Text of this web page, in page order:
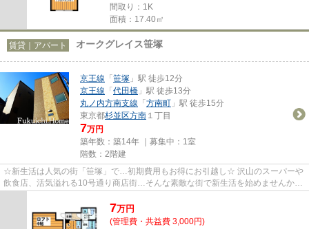
間取り：1K
面積：17.40㎡
賃貸｜アパート オークグレイス笹塚
京王線 「笹塚 」駅 徒歩12分
京王線 「代田橋 」駅 徒歩13分
丸ノ内方南支線 「方南町 」駅 徒歩15分
東京都杉並区方南 １丁目
7万円
築年数：築14年 ｜募集中： 1室
階数：2階建
☆新生活は人気の街「笹塚」で…初期費用もお得にお引越し☆ 沢山のスーパーや
飲食店、活気溢れる10号通り商店街…そんな素敵な街で新生活を始めませんか？
初期費用もお得なので、お財布に...
7万円
(管理費・共益費 3,000円)